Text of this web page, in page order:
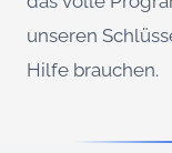
unseren
Hilfe brauchen.